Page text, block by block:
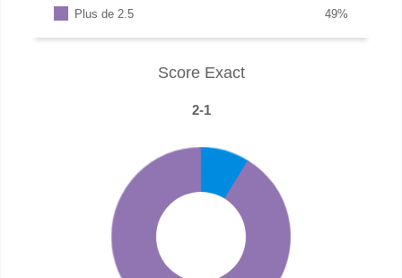
Plus de 2.5
%
49
Score Exact
2-1